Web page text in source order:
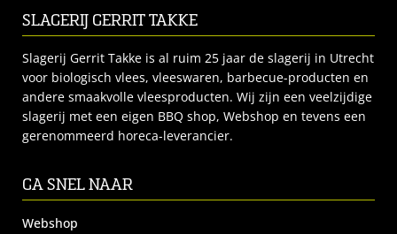
SLAGERIJ GERRIT TAKKE
Slagerij Gerrit Takke is al ruim 25 jaar de slagerij in Utrecht
voor biologisch vlees, vleeswaren, barbecue-producten en
andere smaakvolle vleesproducten. Wij zijn een veelzijdige
slagerij met een eigen BBQ shop, Webshop en tevens een
gerenommeerd horeca-leverancier.
GA SNEL NAAR
Webshop